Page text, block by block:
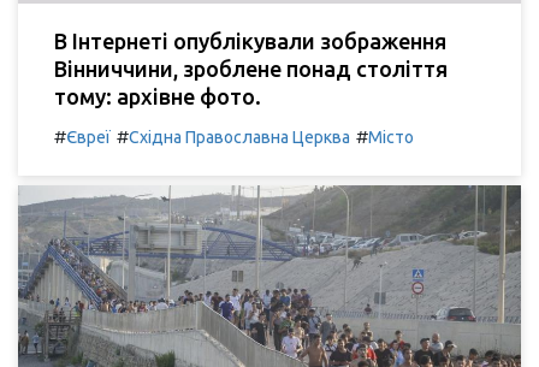
В Інтернеті опублікували зображення
Вінниччини, зроблене понад століття
тому: архівне фото.
#Євреї #Східна Православна Церква #Місто